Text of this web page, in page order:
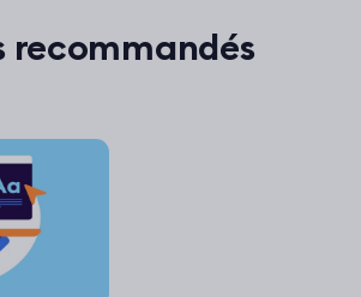
recommandés